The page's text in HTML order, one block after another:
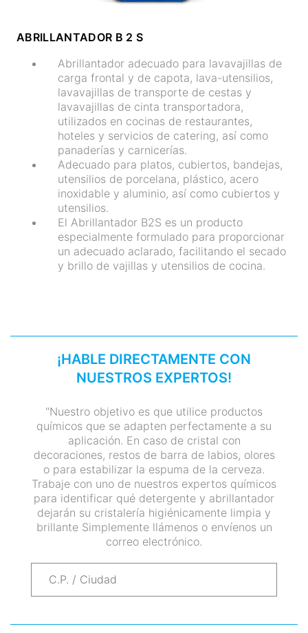
ABRILLANTADOR B 2 S
Abrillantador adecuado para lavavajillas de
carga frontal y de capota, lava-utensilios,
lavavajillas de transporte de cestas y
lavavajillas de cinta transportadora,
utilizados en cocinas de restaurantes,
hoteles y servicios de catering, así como
panaderías y carnicerías.
Adecuado para platos, cubiertos, bandejas,
utensilios de porcelana, plástico, acero
inoxidable y aluminio, así como cubiertos y
utensilios.
El Abrillantador B2S es un producto
especialmente formulado para proporcionar
un adecuado aclarado, facilitando el secado
y brillo de vajillas y utensilios de cocina.
¡HABLE DIRECTAMENTE CON
NUESTROS EXPERTOS!
"Nuestro objetivo es que utilice productos
químicos que se adapten perfectamente a su
aplicación. En caso de cristal con
decoraciones, restos de barra de labios, olores
o para estabilizar la espuma de la cerveza.
Trabaje con uno de nuestros expertos químicos
para identificar qué detergente y abrillantador
dejarán su cristalería higiénicamente limpia y
brillante Simplemente llámenos o envíenos un
correo electrónico.